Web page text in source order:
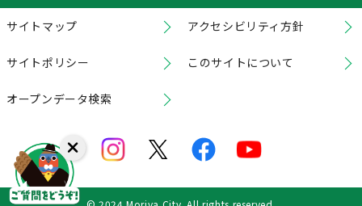
サイトマップ アクセシビリティ方針
サイトポリシー このサイトについて
オープンデータ検索